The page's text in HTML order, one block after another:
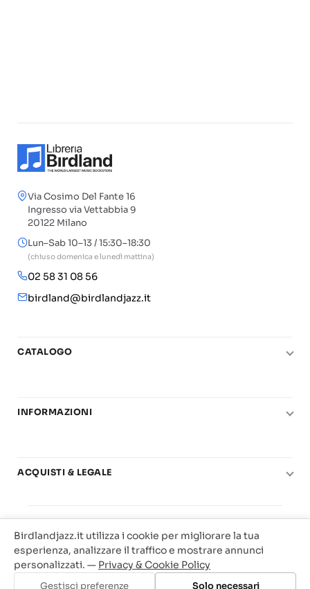
Via Cosimo Del Fante 16
Ingresso via Vettabbia 9
20122 Milano
Lun–Sab 10–13 / 15:30–18:30
(chiuso domenica e lunedì mattina)
02 58 31 08 56
birdland@birdlandjazz.it
CATALOGO
Chitarra
Basi play-along
Offerte
INFORMAZIONI
Carta del Docente
ACQUISTI & LEGALE
Privacy & Cookie
Traccia il tuo ordine
Birdland Milano. P.Iva 12093700156
Web Agency Milano
Birdlandjazz.it utilizza i cookie per migliorare la tua
esperienza, analizzare il traffico e mostrare annunci
personalizzati. — Privacy & Cookie Policy
Gestisci preferenze Solo necessari